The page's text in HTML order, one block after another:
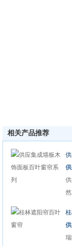
相关产品推荐